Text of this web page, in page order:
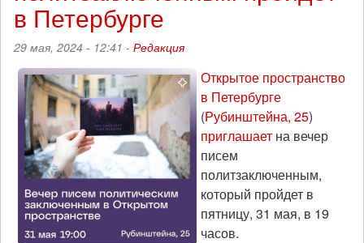
в Петербурге
29 мая, 2024 - 12:41 - Редакция
Открытое пространство
в Петербурге
(Рубинштейна, 25)
приглашает на вечер
писем
политзаключенным,
который пройдет в
пятницу, 31 мая, в 19
часов.